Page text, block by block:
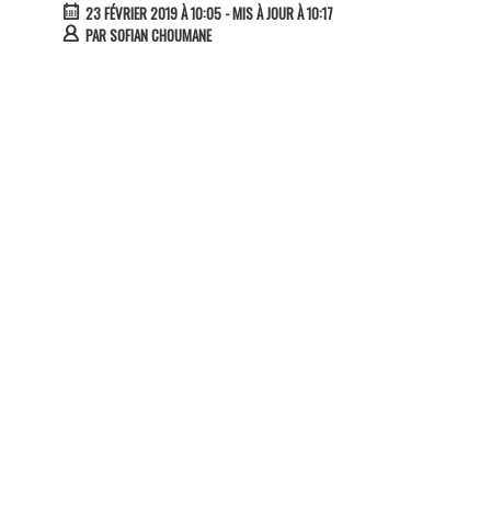
23 FÉVRIER 2019 À 10:05- MIS À JOUR À 10:17
PARSOFIAN CHOUMANE